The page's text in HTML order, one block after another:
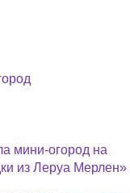
мини-огород на
из Леруа Мерлен»